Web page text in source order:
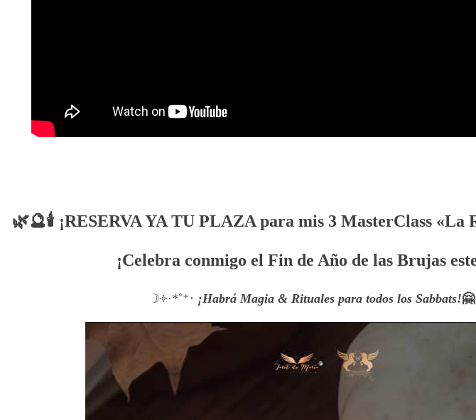
🌿🔮🕯 ¡RESERVA YA TU PLAZA para mis 3 MasterClass «La
¡Celebra conmigo el Fin de Año de las Brujas
☽༓·*˚⁺‧ ¡Habrá Magia & Rituales para todos los Sabbats!🤗